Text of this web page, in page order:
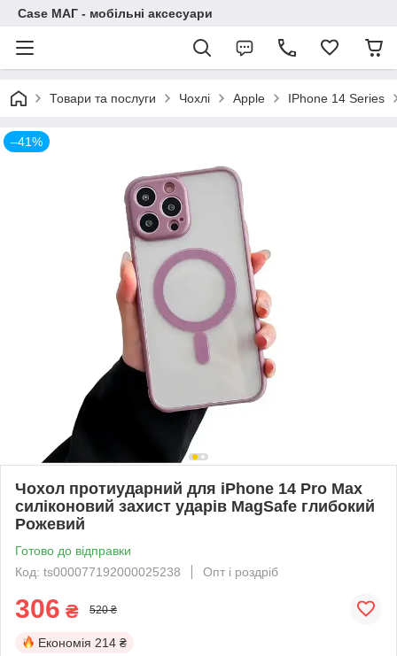
Case МАГ - мобільні аксесуари
Товари та послуги Чохлі Apple IPhone 14 Series
–41%
Чохол протиударний для iPhone 14 Pro Max
силіконовий захист ударів MagSafe глибокий
Рожевий
Готово до відправки
Код: ts000077192000025238
Опт і роздріб
306 ₴ 520 ₴
Економія 214 ₴